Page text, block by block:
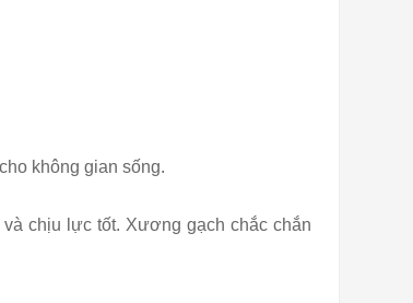
không gian sống.
chịu lực tốt. Xương gạch chắc chắn